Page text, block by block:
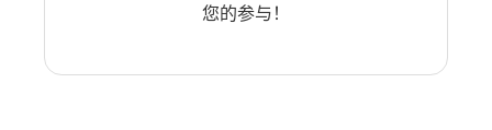
您的参与！